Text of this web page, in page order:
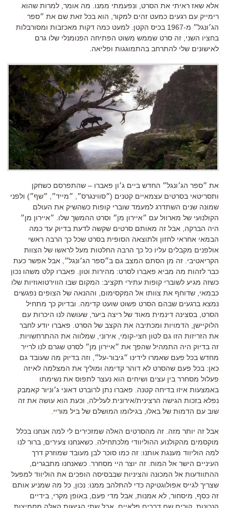
אלא שאז ראיתי את הסרט, ונפעמתי ממנו. מה אומר, למרות שהוא
רימייק עם רגעים כמעט זהים למקור, הוא בכל זאת שם את ״ספר
הג׳ונגל״ מ-1967 בכיס הקטן. למעט כמה דקות מאכזבות ומסורבלות
בחציו השני, זה סרט שממש משוט הפתיחה הפנומנלי שלו גרם
לאישונים שלי להתרחב בהתמוגגות ופליאה.
את ״ספר הג׳ונגל״ החדש ביים ג׳ון פאברו – שהתפרסם כשחקן
ותסריטאי בסרטים עצמאיים קטנים (״סווינגרס״, ״מייד״, ״שף״) ולפני
שמונה שנים השתדרג למעמד שוברי קופות כשהשיק את העולם
הקולנועי של מארוול עם ״איירון מן״ וסרט ההמשך שלו. ״איירון מן״
היה הברקה, אבל זה מאותם סרטים שקשה לדעת בדיוק עד כמה
הבמאי אחראי לחזון ולתוצאה הסופית בסרט שכל כך הרבה ראשי
אולפנים מקבלים עליו כל כך הרבה החלטות מעל לראשו של הצוות
הקריאטיבי. זה מן הסתם המצב גם ב״ספר הג׳ונגל״, אבל אפשר כעת
כבר לזהות מה מביא פאברו לסרט: מהירות וטון. פאברו קלט משהו נכון
כשזה מגיע לשוברי קופות עתירי תקציב: המקום שבו הווירטואוזיות שלו
כבמאי, שדוחף את צוותו אל המקסימום, וההנאה של הצופים נפגשים
נמצא ברגעים שבהם הסרט פשוט שועט קדימה. ובדיוק כך מתחיל
הסרט, בסצינה דינמית מאוד של ריצה ביער, שעושה לנו היכרות עם
הלוקיישן, הדמויות ומכתיבה את הקצב של הסרט. פאברו יודע לחבר
את הזריזות הזו גם לטון חצי-קומי, אירוני, שמלווה את ההתרחשויות.
זה בדיוק היה התמהיל שהפך את ״איירון מן״ לסרט שגרם לנו לרייר
מחדש בכל פעם שאמרו לידינו ״גיבור-על״, וזה בדיוק מה שעובד גם
כאן: בכל פעם שהסרט לא דוהר קדימה ומוליך את המצלמה לאיזה
פעלול מסחרר בין עצים ושיחים הוא נעצר לתפוס את נשימתו
באמצעות איזו בדיחה קטנה. פאברו נתן לרוברט דאוני ג׳וניור קאמבק
נפלא בזכות הגישה הרצינית/אירונית לעלילה, וכעת הוא עושה את זה
שוב עם הדמות של באלו, בגילומו המושלם של ביל מוריי.
אבל זה יותר מזה. זה מהסרטים האלה שמזכירים לי למה אנחנו בכלל
מוקסמים מהקולנוע ההוליוודי מלכתחילה. כשאנחנו צעירים, ברור לנו
למה הוליווד מענגת אותנו: זה כמו סוכר לבן מעובד שמוזרק דרך
העיניים הישר אל המוח. זה יוצר היי מסחרר. כשאנחנו מתבגרים,
ההתוודעות אל המכונה והציניות שבבסיסה הופכים את הוליווד למפעל
שצריך לגייס אפולוגטיקה כדי להתלהב ממנו: נכון, כל מה שמניע אותם
זה כסף, מיסחור, לא אמנות, אבל מדי פעם, באופן מקרי, בידיים
הנכונות, קורים שם דברים פלאיים. אבל שתי הגישות האלה מחמיצות